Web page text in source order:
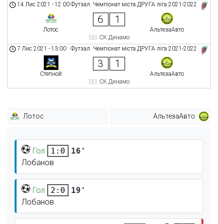
Футзал. Чемпіонат міста ДРУГА ліга 2021-2022
14 Лис 2021 -12:00
Лотос
6 1
АльтезаАвто
СК Динамо
Футзал. Чемпіонат міста ДРУГА ліга 2021-2022
7 Лис 2021 -13:00
Степной
3 1
АльтезаАвто
СК Динамо
Лотос АльтезаАвто
Гол 1:0
16'
Лобанов
Гол 2:0
19'
Лобанов